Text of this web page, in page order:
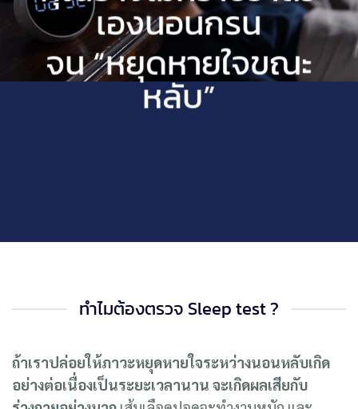
คุณอาจไม่ทราบว่าตัว
เองนอนกรน
จน “หยุดหายใจขณะ
ถ้าเราปล่อยให้ภาวะหยุดหายใจระหว่างนอนหลับเกิด